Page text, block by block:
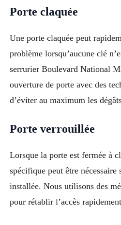
Porte claquée
Une porte claquée peut
problème lorsqu’aucune clé
serrurier Boulevard National
ouverture de porte avec des
d’éviter au maximum les
Porte verrouillée
Lorsque la porte est fermée à
spécifique peut être nécessaire
installée. Nous utilisons des
pour rétablir l’accès